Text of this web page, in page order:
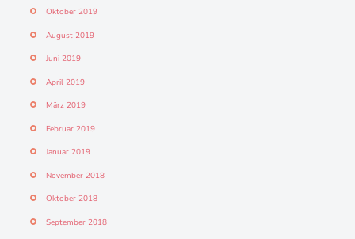
Oktober 2019
August 2019
Juni 2019
April 2019
März 2019
Februar 2019
Januar 2019
November 2018
Oktober 2018
September 2018